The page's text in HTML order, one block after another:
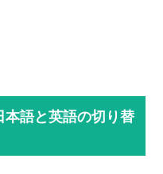
語と英語の切り替